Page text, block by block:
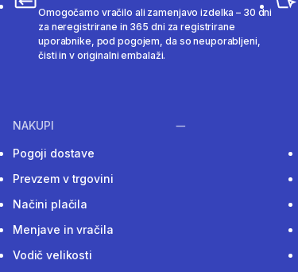
Omogočamo vračilo ali zamenjavo izdelka – 30 dni
za neregistrirane in 365 dni za registrirane
uporabnike, pod pogojem, da so neuporabljeni,
čisti in v originalni embalaži.
NAKUPI
Pogoji dostave
Prevzem v trgovini
Načini plačila
Menjave in vračila
Vodič velikosti